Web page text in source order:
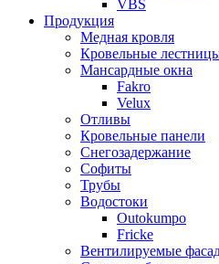
VBS
Продукция
Медная кровля
Кровельные
Мансардные окна
Fakro
Velux
Отливы
Кровельные панели
Снегозадержание
Софиты
Трубы
Водостоки
Outokumpo
Fricke
Вентилируемые